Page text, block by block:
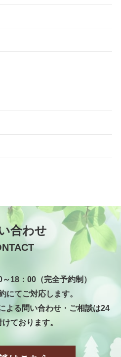
合わせ
18：00（完全予約制）
にてご対応します。
よる問い合わせ・ご相談は24
ております。